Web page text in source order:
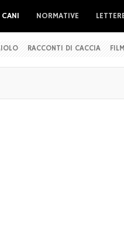
CANI NORMATIVE
RACCONTI DI CACCIA